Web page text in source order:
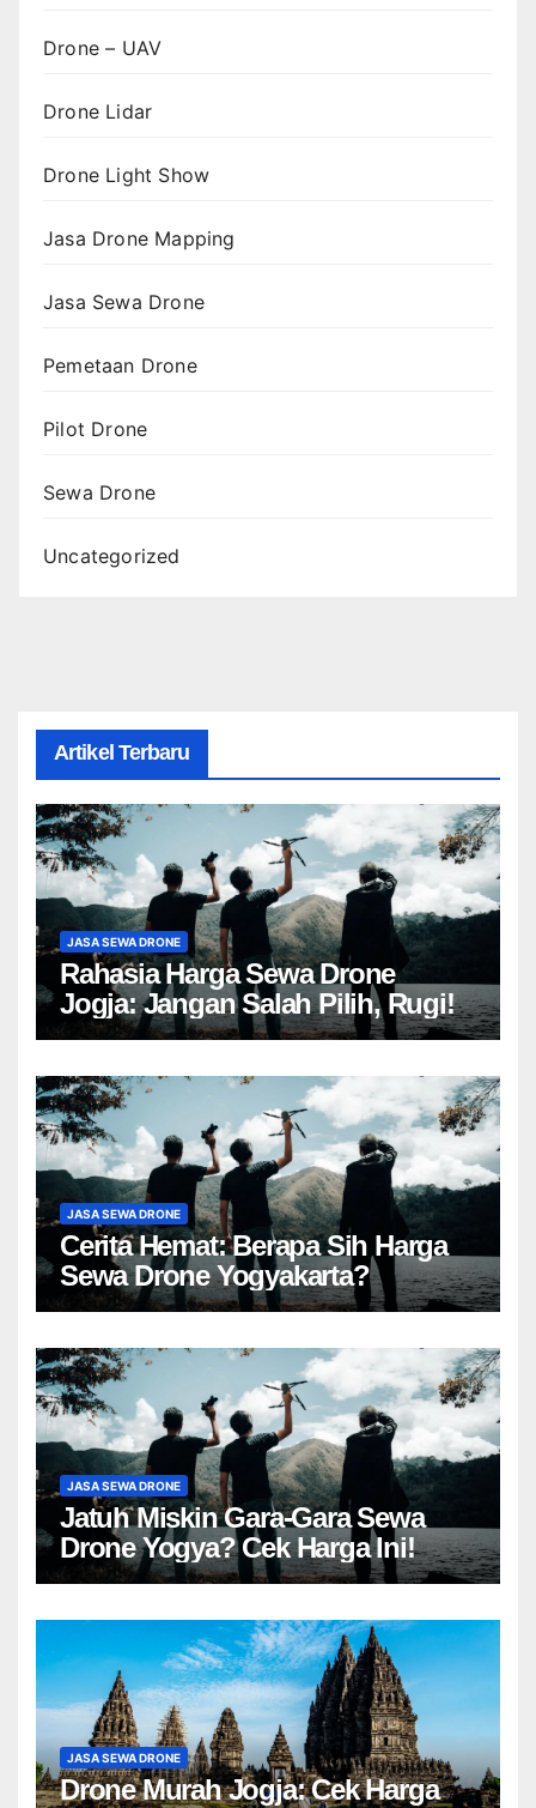
Drone – UAV
Drone Lidar
Drone Light Show
Jasa Drone Mapping
Jasa Sewa Drone
Pemetaan Drone
Pilot Drone
Sewa Drone
Uncategorized
Artikel Terbaru
JASA SEWA DRONE
Rahasia Harga Sewa Drone
Jogja: Jangan Salah Pilih, Rugi!
JASA SEWA DRONE
Cerita Hemat: Berapa Sih Harga
Sewa Drone Yogyakarta?
JASA SEWA DRONE
Jatuh Miskin Gara-Gara Sewa
Drone Yogya? Cek Harga Ini!
JASA SEWA DRONE
Drone Murah Jogja: Cek Harga